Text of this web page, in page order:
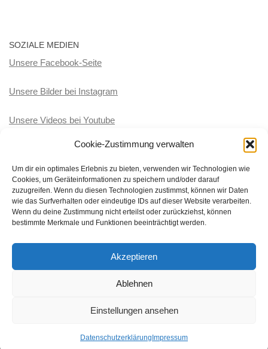
Cookie-Zustimmung verwalten
Um dir ein optimales Erlebnis zu bieten, verwenden wir Technologien wie
Cookies, um Geräteinformationen zu speichern und/oder darauf
zuzugreifen. Wenn du diesen Technologien zustimmst, können wir Daten
wie das Surfverhalten oder eindeutige IDs auf dieser Website verarbeiten.
Wenn du deine Zustimmung nicht erteilst oder zurückziehst, können
bestimmte Merkmale und Funktionen beeinträchtigt werden.
Akzeptieren
Ablehnen
Einstellungen ansehen
Datenschutzerklärung Impressum
SOZIALE MEDIEN
Unsere Facebook-Seite
Unsere Bilder bei Instagram
Unsere Videos bei Youtube
KATEGORIEN
Kategorien
BRK-Wasserwacht Ortsgruppe Töging-Winhöring © 2026. Alle